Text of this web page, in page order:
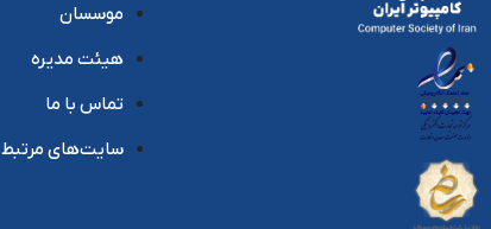
موسسان
هیئت مدیره
تماس با ما
سایت‌های مرتبط